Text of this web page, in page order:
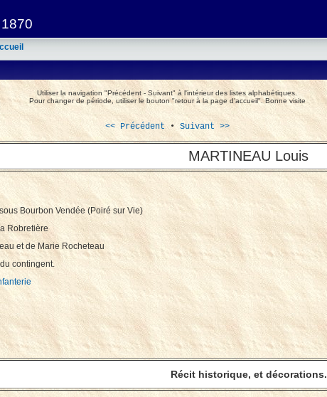
Utiliser la navigation "Précédent - Suivant" à l'intérieur des listes alphabétiques.
Pour changer de période, utiliser le bouton "retour à la page d'accueil". Bonne visite
<< Précédent• Suivant >>
MARTINEAU Louis
Bourbon Vendée (Poiré sur Vie)
Robretière
et de Marie Rocheteau
contingent.
Récit historique, et décorations.